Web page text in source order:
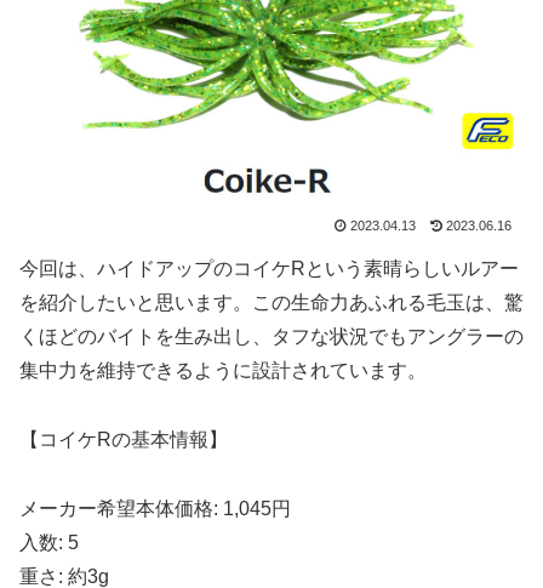
2023.04.13 2023.06.16
今回は、ハイドアップのコイケRという素晴らしいルアー
を紹介したいと思います。この生命力あふれる毛玉は、驚
くほどのバイトを生み出し、タフな状況でもアングラーの
集中力を維持できるように設計されています。
【コイケRの基本情報】
メーカー希望本体価格: 1,045円
入数: 5
重さ: 約3g